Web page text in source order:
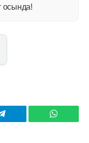
осында!
Telegram